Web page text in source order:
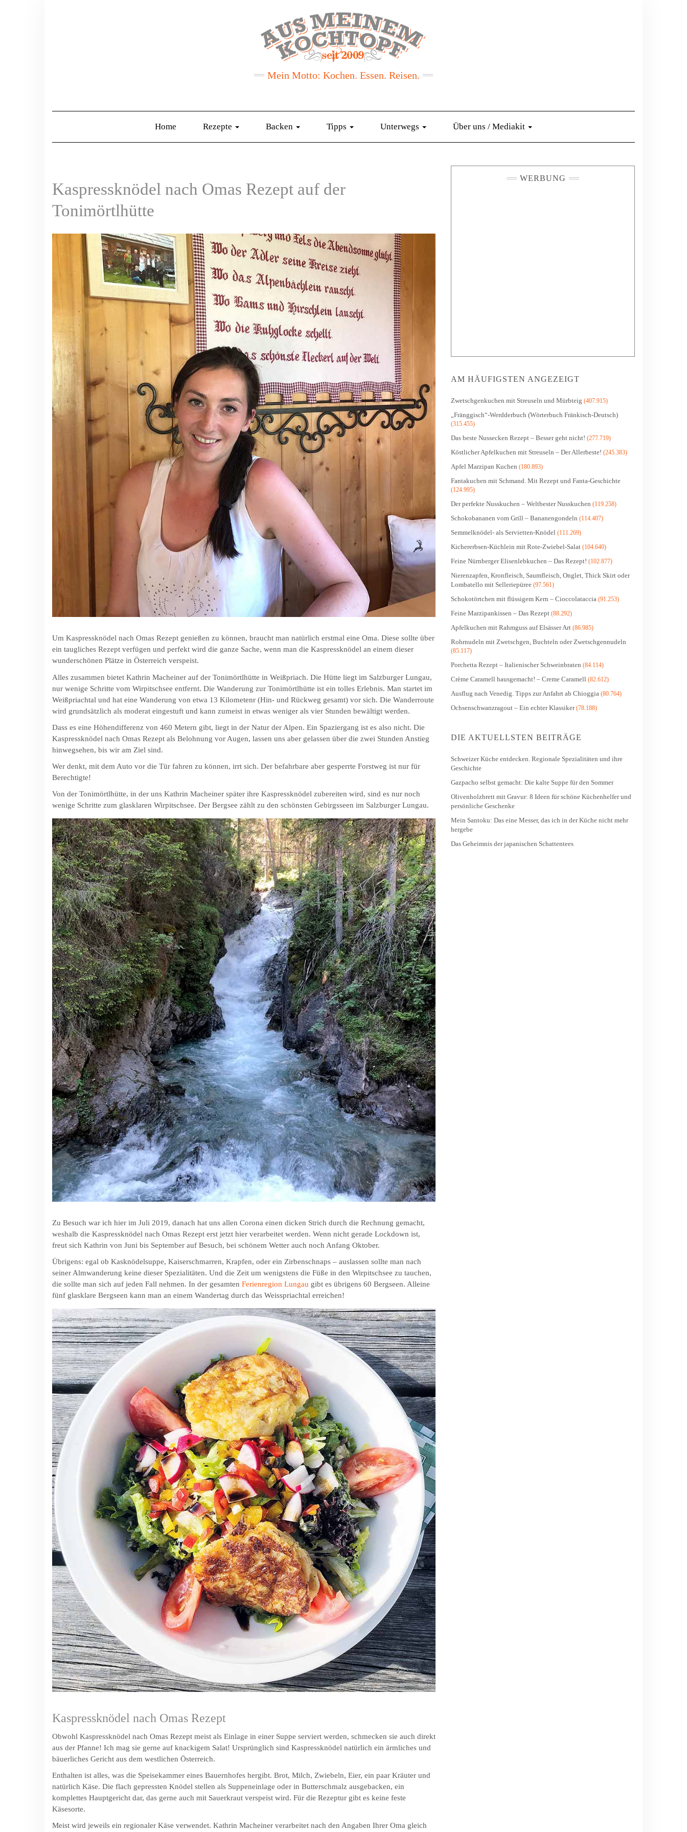
Mein Motto: Kochen. Essen. Reisen.
Home Rezepte Backen Tipps Unterwegs Über uns / Mediakit
Kaspressknödel nach Omas Rezept auf der
Tonimörtlhütte
Um Kaspressknödel nach Omas Rezept genießen zu können, braucht man natürlich erstmal eine Oma. Diese sollte über
ein taugliches Rezept verfügen und perfekt wird die ganze Sache, wenn man die Kaspressknödel an einem dieser
wunderschönen Plätze in Österreich verspeist.
Alles zusammen bietet Kathrin Macheiner auf der Tonimörtlhütte in Weißpriach. Die Hütte liegt im Salzburger Lungau,
nur wenige Schritte vom Wirpitschsee entfernt. Die Wanderung zur Tonimörtlhütte ist ein tolles Erlebnis. Man startet im
Weißpriachtal und hat eine Wanderung von etwa 13 Kilometenr (Hin- und Rückweg gesamt) vor sich. Die Wanderroute
wird grundsätzlich als moderat eingestuft und kann zumeist in etwas weniger als vier Stunden bewältigt werden.
Dass es eine Höhendifferenz von 460 Metern gibt, liegt in der Natur der Alpen. Ein Spaziergang ist es also nicht. Die
Kaspressknödel nach Omas Rezept als Belohnung vor Augen, lassen uns aber gelassen über die zwei Stunden Anstieg
hinwegsehen, bis wir am Ziel sind.
Wer denkt, mit dem Auto vor die Tür fahren zu können, irrt sich. Der befahrbare aber gesperrte Forstweg ist nur für
Berechtigte!
Von der Tonimörtlhütte, in der uns Kathrin Macheiner später ihre Kaspressknödel zubereiten wird, sind es nur noch
wenige Schritte zum glasklaren Wirpitschsee. Der Bergsee zählt zu den schönsten Gebirgsseen im Salzburger Lungau.
Zu Besuch war ich hier im Juli 2019, danach hat uns allen Corona einen dicken Strich durch die Rechnung gemacht,
weshalb die Kaspressknödel nach Omas Rezept erst jetzt hier verarbeitet werden. Wenn nicht gerade Lockdown ist,
freut sich Kathrin von Juni bis September auf Besuch, bei schönem Wetter auch noch Anfang Oktober.
Übrigens: egal ob Kasknödelsuppe, Kaiserschmarren, Krapfen, oder ein Zirbenschnaps – auslassen sollte man nach
seiner Almwanderung keine dieser Spezialitäten. Und die Zeit um wenigstens die Füße in den Wirpitschsee zu tauchen,
die sollte man sich auf jeden Fall nehmen. In der gesamten Ferienregion Lungau gibt es übrigens 60 Bergseen. Alleine
fünf glasklare Bergseen kann man an einem Wandertag durch das Weisspriachtal erreichen!
Kaspressknödel nach Omas Rezept
Obwohl Kaspressknödel nach Omas Rezept meist als Einlage in einer Suppe serviert werden, schmecken sie auch direkt
aus der Pfanne! Ich mag sie gerne auf knackigem Salat! Ursprünglich sind Kaspressknödel natürlich ein ärmliches und
bäuerliches Gericht aus dem westlichen Österreich.
Enthalten ist alles, was die Speisekammer eines Bauernhofes hergibt. Brot, Milch, Zwiebeln, Eier, ein paar Kräuter und
natürlich Käse. Die flach gepressten Knödel stellen als Suppeneinlage oder in Butterschmalz ausgebacken, ein
komplettes Hauptgericht dar, das gerne auch mit Sauerkraut verspeist wird. Für die Rezeptur gibt es keine feste
Käsesorte.
Meist wird jeweils ein regionaler Käse verwendet. Kathrin Macheiner verarbeitet nach den Angaben Ihrer Oma gleich
WERBUNG
AM HÄUFIGSTEN ANGEZEIGT
Zwetschgenkuchen mit Streuseln und Mürbteig (407.915)
„Fränggisch“-Werdderbuch (Wörterbuch Fränkisch-Deutsch)
(315.455)
Das beste Nussecken Rezept – Besser geht nicht! (277.719)
Köstlicher Apfelkuchen mit Streuseln – Der Allerbeste! (245.383)
Apfel Marzipan Kuchen (180.893)
Fantakuchen mit Schmand. Mit Rezept und Fanta-Geschichte
(124.995)
Der perfekte Nusskuchen – Weltbester Nusskuchen (119.258)
Schokobananen vom Grill – Bananengondeln (114.407)
Semmelknödel- als Servietten-Knödel (111.269)
Kichererbsen-Küchlein mit Rote-Zwiebel-Salat (104.640)
Feine Nürnberger Elisenlebkuchen – Das Rezept! (102.877)
Nierenzapfen, Kronfleisch, Saumfleisch, Onglet, Thick Skirt oder
Lombatello mit Selleriepüree (97.561)
Schokotörtchen mit flüssigem Kern – Cioccolataccia (91.253)
Feine Marzipankissen – Das Rezept (88.292)
Apfelkuchen mit Rahmguss auf Elsässer Art (86.985)
Rohrnudeln mit Zwetschgen, Buchteln oder Zwetschgennudeln
(85.117)
Porchetta Rezept – Italienischer Schweinbraten (84.114)
Crème Caramell hausgemacht! – Creme Caramell (82.612)
Ausflug nach Venedig. Tipps zur Anfahrt ab Chioggia (80.764)
Ochsenschwanzragout – Ein echter Klassiker(78.188)
DIE AKTUELLSTEN BEITRÄGE
Schweizer Küche entdecken. Regionale Spezialitäten und ihre
Geschichte
Gazpacho selbst gemacht: Die kalte Suppe für den Sommer
Olivenholzbrett mit Gravur: 8 Ideen für schöne Küchenhelfer und
persönliche Geschenke
Mein Santoku: Das eine Messer, das ich in der Küche nicht mehr
hergebe
Das Geheimnis der japanischen Schattentees